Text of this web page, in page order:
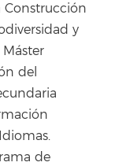
Construcción
y
del
de